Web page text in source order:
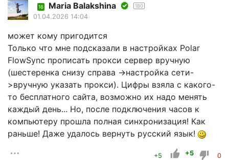
16 Maria Balakshina 180
01.04.2026 14:04
может кому пригодится
Только что мне подсказали в настройках Polar
FlowSync прописать прокси сервер вручную
(шестеренка снизу справа ->настройка сети-
>вручную указать прокси). Цифры взяла с какого-
то бесплатного сайта, возможно их надо менять
каждый день... Но, после подключения часов к
компьютеру прошла полная синхронизация! Как
раньше! Даже удалось вернуть русский язык!
+5 +5 0